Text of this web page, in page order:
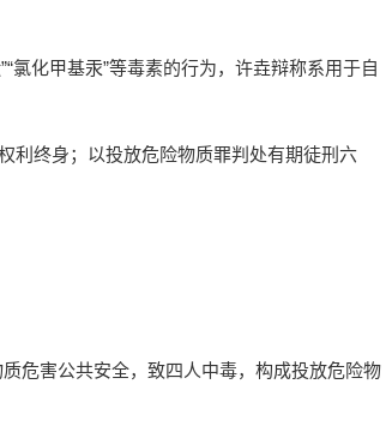
氯化甲基汞”等毒素的行为，许垚辩称系用于自
利终身；以投放危险物质罪判处有期徒刑六
危害公共安全，致四人中毒，构成投放危险物